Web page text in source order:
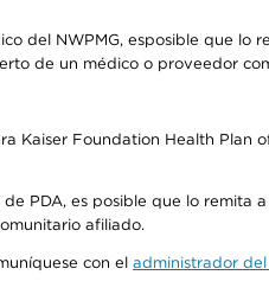
del NWPMG, esposible que lo
de un médico o proveedor
Kaiser Foundation Health Plan
PDA, es posible que lo remita
afiliado.
con el administrador